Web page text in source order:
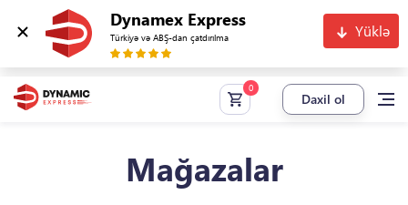
Dynamex Express
Türkiyə və ABŞ-dan çatdırılma Yüklə
Daxil ol
Mağazalar